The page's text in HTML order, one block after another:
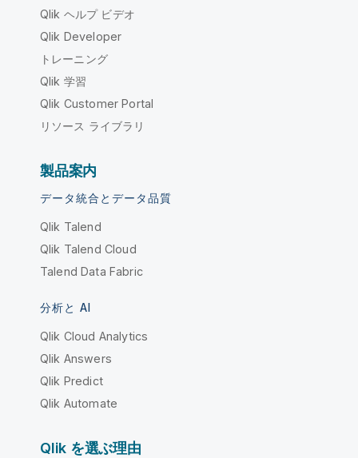
Qlik ヘルプ ビデオ
Qlik Developer
トレーニング
Qlik 学習
Qlik Customer Portal
リソース ライブラリ
製品案内
データ統合とデータ品質
Qlik Talend
Qlik Talend Cloud
Talend Data Fabric
分析と AI
Qlik Cloud Analytics
Qlik Answers
Qlik Predict
Qlik Automate
Qlik を選ぶ理由